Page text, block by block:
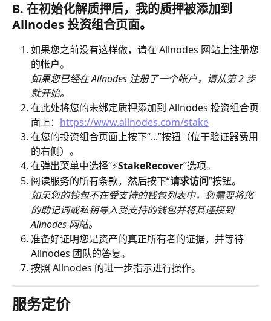
B. 在初始化解质押后，我的质押被添加到
Allnodes 投资组合页面。
如果您之前没有这样做，请在 Allnodes 网站上注册您
的帐户。
如果您已经在 Allnodes 注册了一个帐户，请从第 2 步
就开始。
在此处将您的未绑定质押添加到 Allnodes 投资组合页
面上： https://www.allnodes.com/stake
在您的投资组合页面上按下“...”按钮（位于验证器费用
的右侧）。
在弹出菜单中选择“⚡StakeRecover”选项。
阅读服务的所有条款，然后按下“请求访问”按钮。
如果您的钱包不在受支持的钱包列表中，您需要将您
的助记词或私钥导入受支持的钱包并将其连接到
Allnodes 网站。
准备好证明您是资产的真正所有者的证据，并等待
Allnodes 团队的答复。
按照 Allnodes 的进一步指示进行操作。
服务定价